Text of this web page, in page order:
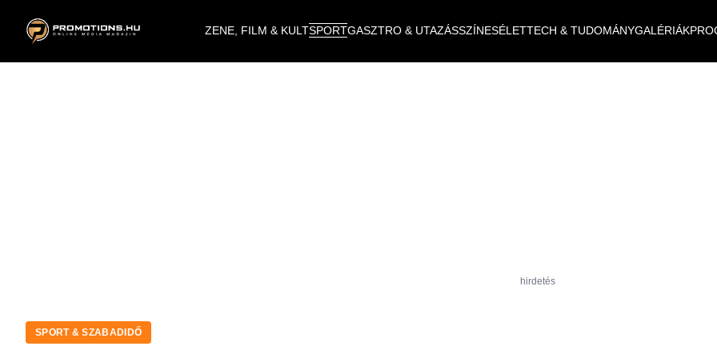
ZENE, FILM & KULTSPORTGASZTRO & UTAZÁSSZÍNESÉLETTECH & TUDOMÁNYGALÉRIÁK
hirdetés
SPORT & SZABADIDŐ